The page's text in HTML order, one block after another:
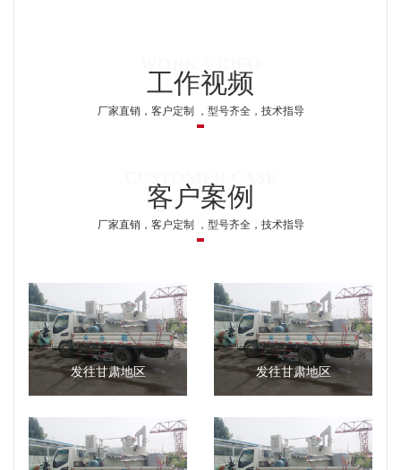
工作视频
厂家直销，客户定制 ，型号齐全，技术指导
客户案例
厂家直销，客户定制 ，型号齐全，技术指导
发往甘肃地区 发往甘肃地区